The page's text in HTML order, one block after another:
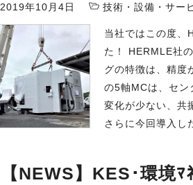
2019年10月4日 技術・設備・サー
当社ではこの度、
た！ HERMLE社
グの特徴は、精度
の5軸MCは、セン
変化が少ない、共
さらに今回導入し
【NEWS】KES･環境